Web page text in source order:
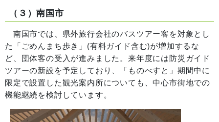
（３）南国市
南国市では、県外旅行会社のバスツアー客を対象とし
た「ごめんまち歩き」(有料ガイド含む)が増加するな
ど、団体客の受入が進みました。来年度には防災ガイド
ツアーの新設を予定しており、「ものべすと」期間中に
限定で設置した観光案内所についても、中心市街地での
機能継続を検討しています。